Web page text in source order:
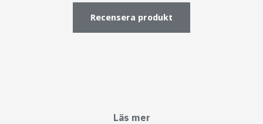
Recensera produkt
Läs mer